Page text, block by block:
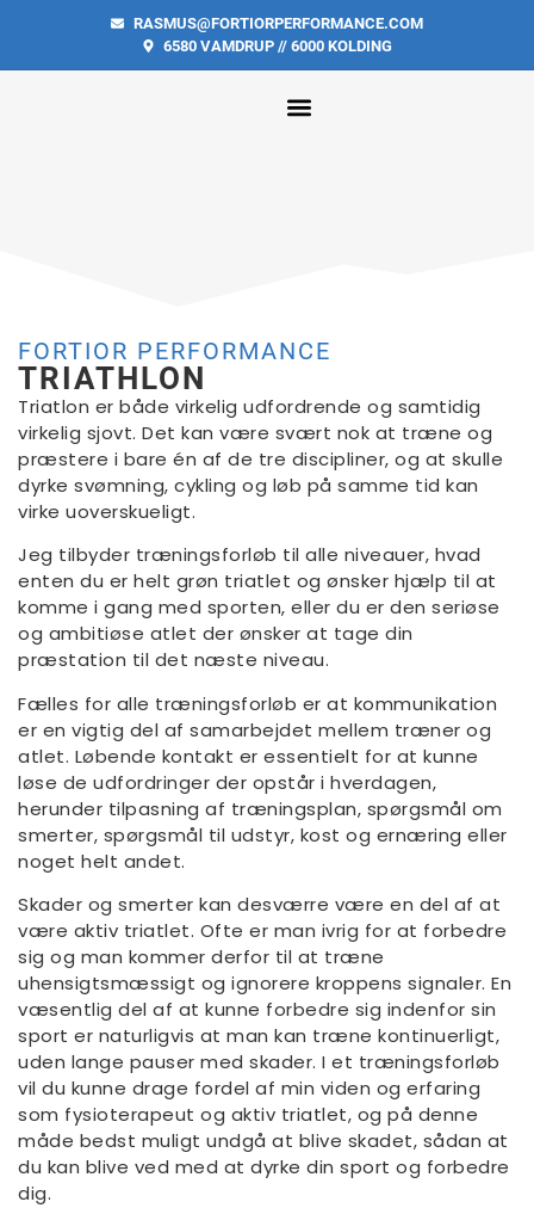
RASMUS@FORTIORPERFORMANCE.COM
6580 VAMDRUP // 6000 KOLDING
FORTIOR PERFORMANCE
TRIATHLON
Triatlon er både virkelig udfordrende og samtidig
virkelig sjovt. Det kan være svært nok at træne og
præstere i bare én af de tre discipliner, og at skulle
dyrke svømning, cykling og løb på samme tid kan
virke uoverskueligt.
Jeg tilbyder træningsforløb til alle niveauer, hvad
enten du er helt grøn triatlet og ønsker hjælp til at
komme i gang med sporten, eller du er den seriøse
og ambitiøse atlet der ønsker at tage din
præstation til det næste niveau.
Fælles for alle træningsforløb er at kommunikation
er en vigtig del af samarbejdet mellem træner og
atlet. Løbende kontakt er essentielt for at kunne
løse de udfordringer der opstår i hverdagen,
herunder tilpasning af træningsplan, spørgsmål om
smerter, spørgsmål til udstyr, kost og ernæring eller
noget helt andet.
Skader og smerter kan desværre være en del af at
være aktiv triatlet. Ofte er man ivrig for at forbedre
sig og man kommer derfor til at træne
uhensigtsmæssigt og ignorere kroppens signaler. En
væsentlig del af at kunne forbedre sig indenfor sin
sport er naturligvis at man kan træne kontinuerligt,
uden lange pauser med skader. I et træningsforløb
vil du kunne drage fordel af min viden og erfaring
som fysioterapeut og aktiv triatlet, og på denne
måde bedst muligt undgå at blive skadet, sådan at
du kan blive ved med at dyrke din sport og forbedre
dig.